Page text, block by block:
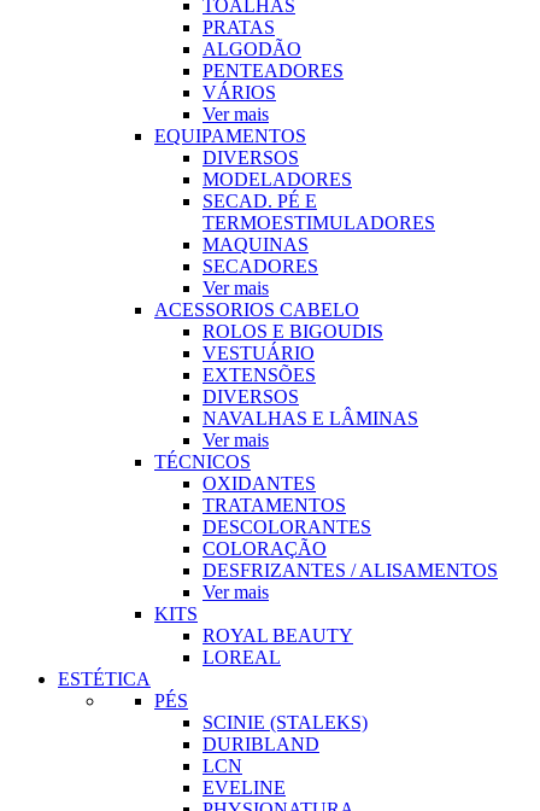
TOALHAS
PRATAS
ALGODÃO
PENTEADORES
VÁRIOS
Ver mais
EQUIPAMENTOS
DIVERSOS
MODELADORES
SECAD. PÉ E
TERMOESTIMULADORES
MAQUINAS
SECADORES
Ver mais
ACESSORIOS CABELO
ROLOS E BIGOUDIS
VESTUÁRIO
EXTENSÕES
DIVERSOS
NAVALHAS E LÂMINAS
Ver mais
TÉCNICOS
OXIDANTES
TRATAMENTOS
DESCOLORANTES
COLORAÇÃO
DESFRIZANTES / ALISAMENTOS
Ver mais
KITS
ROYAL BEAUTY
LOREAL
ESTÉTICA
PÉS
SCINIE (STALEKS)
DURIBLAND
LCN
EVELINE